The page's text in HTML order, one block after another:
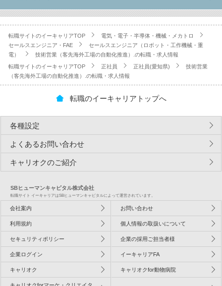
転職サイトのイーキャリアTOP
電気・電子・半導体・機械・メカトロ
セールスエンジニア・FAE
セールスエンジニア（ロボット・工作機械・重
電）
技術営業（客先海外工場の自動化推進）.の転職・求人情報
転職サイトのイーキャリアTOP 正社員 正社員(愛知県)
技術営業
（客先海外工場の自動化推進）.の転職・求人情報
転職のイーキャリアトップへ
各種設定
よくあるお問い合わせ
キャリオクのご紹介
SBヒューマンキャピタル株式会社
転職サイト イーキャリアはSBヒューマンキャピタルによって運営されています。
会社案内 お問い合わせ
利用規約 個人情報の取扱いについて
セキュリティポリシー 企業の採用ご担当者様
企業ログイン イーキャリアFA
キャリオク キャリオクfor動物病院